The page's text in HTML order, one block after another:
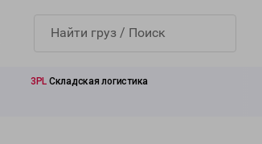
3PL Складская логистика